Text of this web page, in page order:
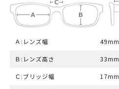
Ａ:レンズ幅 49mm
Ｂ:レンズ高さ 33mm
Ｃ:ブリッジ幅 17mm